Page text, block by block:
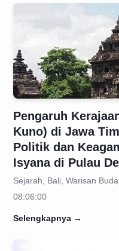
Pengaruh
Kuno) di Jawa
Politik dan
Isyana di Pulau
Sejarah, Bali, Warisan
08:06:00
Selengkapnya →